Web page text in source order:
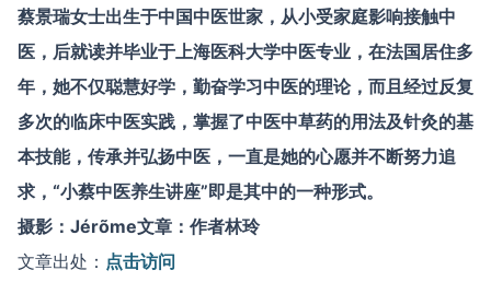
蔡景瑞女士出生于中国中医世家，从小受家庭影响接触中
医，后就读并毕业于上海医科大学中医专业，在法国居住多
年，她不仅聪慧好学，勤奋学习中医的理论，而且经过反复
多次的临床中医实践，掌握了中医中草药的用法及针灸的基
本技能，传承并弘扬中医，一直是她的心愿并不断努力追
求，“小蔡中医养生讲座”即是其中的一种形式。
摄影：Jérõme文章：作者林玲
文章出处： 点击访问